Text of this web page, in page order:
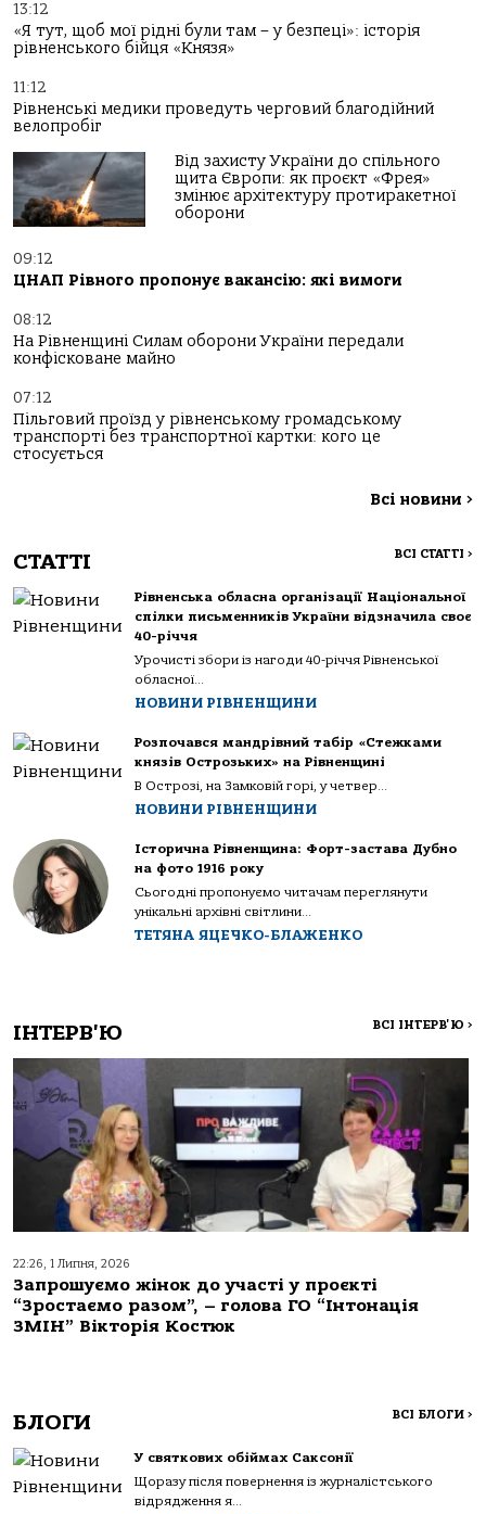
13:12
«Я тут, щоб мої рідні були там – у безпеці»: історія
рівненського бійця «Князя»
11:12
Рівненські медики проведуть черговий благодійний
велопробіг
Від захисту України до спільного
щита Європи: як проєкт «Фрея»
змінює архітектуру протиракетної
оборони
09:12
ЦНАП Рівного пропонує вакансію: які вимоги
08:12
На Рівненщині Силам оборони України передали
конфісковане майно
07:12
Пільговий проїзд у рівненському громадському
транспорті без транспортної картки: кого це
стосується
Всі новини >
СТАТТІ ВСІ СТАТТІ >
Рівненська обласна організації Національної
спілки письменників України відзначила своє
40-річчя
Урочисті збори із нагоди 40-річчя Рівненської
обласної...
НОВИНИ РІВНЕНЩИНИ
Розпочався мандрівний табір «Стежками
князів Острозьких» на Рівненщині
В Острозі, на Замковій горі, у четвер...
НОВИНИ РІВНЕНЩИНИ
Історична Рівненщина: Форт-застава Дубно
на фото 1916 року
Сьогодні пропонуємо читачам переглянути
унікальні архівні світлини...
ТЕТЯНА ЯЦЕЧКО-БЛАЖЕНКО
ІНТЕРВ'Ю ВСІ ІНТЕРВ'Ю >
22:26, 1 Липня, 2026
Запрошуємо жінок до участі у проєкті
“Зростаємо разом”, – голова ГО “Інтонація
ЗМІН” Вікторія Костюк
БЛОГИ ВСІ БЛОГИ >
У святкових обіймах Саксонії
Щоразу після повернення із журналістського
відрядження я...